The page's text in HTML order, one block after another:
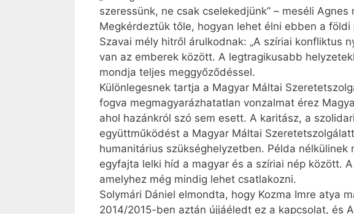
szeressünk, ne csak cselekedjünk” – meséli Agnes
Megkérdeztük tőle, hogyan lehet élni ebben a
Szavai mély hitről árulkodnak: „A szíriai konfliktus
van az emberek között. A legtragikusabb
mondja teljes meggyőződéssel.
Különlegesnek tartja a Magyar Máltai
fogva megmagyarázhatatlan vonzalmat érez
ahol hazánkról szó sem esett. A karitász, a
együttműködést a Magyar Máltai
humanitárius szükséghelyzetben. Példa
egyfajta lelki híd a magyar és a szíriai nép között.
amelyhez még mindig lehet csatlakozni.
Solymári Dániel elmondta, hogy Kozma Imre atya
2014/2015-ben aztán újjáéledt ez a kapcsolat, és